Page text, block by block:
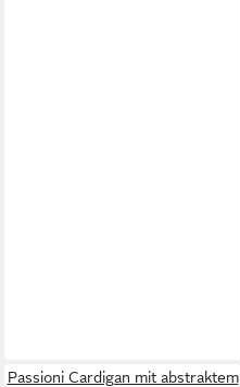
Passioni Cardigan mit abstraktem